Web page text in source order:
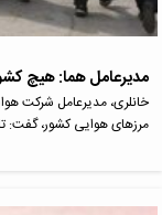
مدیرعامل هما: هیچ
خانلری، مدیرعامل شرکت
مرزهای هوایی کشور، گفت: